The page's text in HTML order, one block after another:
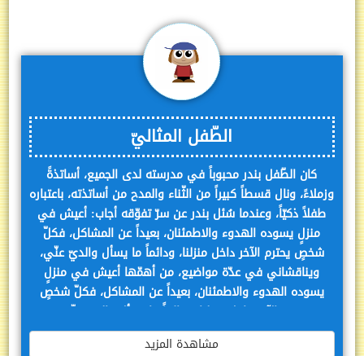
الطّفل المثاليّ
كان الطّفل بندر محبوباً في مدرسته لدى الجميع، أساتذةً
وزملاءً، ونال قسطاً كبيراً من الثّناء والمدح من أساتذته، باعتباره
طفلاً ذكيّاً، وعندما سُئل بندر عن سرّ تفوّقه أجاب: أعيش في
منزلٍ يسوده الهدوء والاطمئنان، بعيداً عن المشاكل، فكلّ
شخصٍ يحترم الآخر داخل منزلنا، ودائماً ما يسأل والديّ عنّي،
ويناقشاني في عدّة مواضيع، من أهمّها أعيش في منزلٍ
يسوده الهدوء والاطمئنان، بعيداً عن المشاكل، فكلّ شخصٍ
يحترم الآخر داخل منزلنا، ودائماً ما يسأل والديّ عنّي،
ويناقشاني في عدّة مواضيع، من أهمّها
مشاهدة المزيد